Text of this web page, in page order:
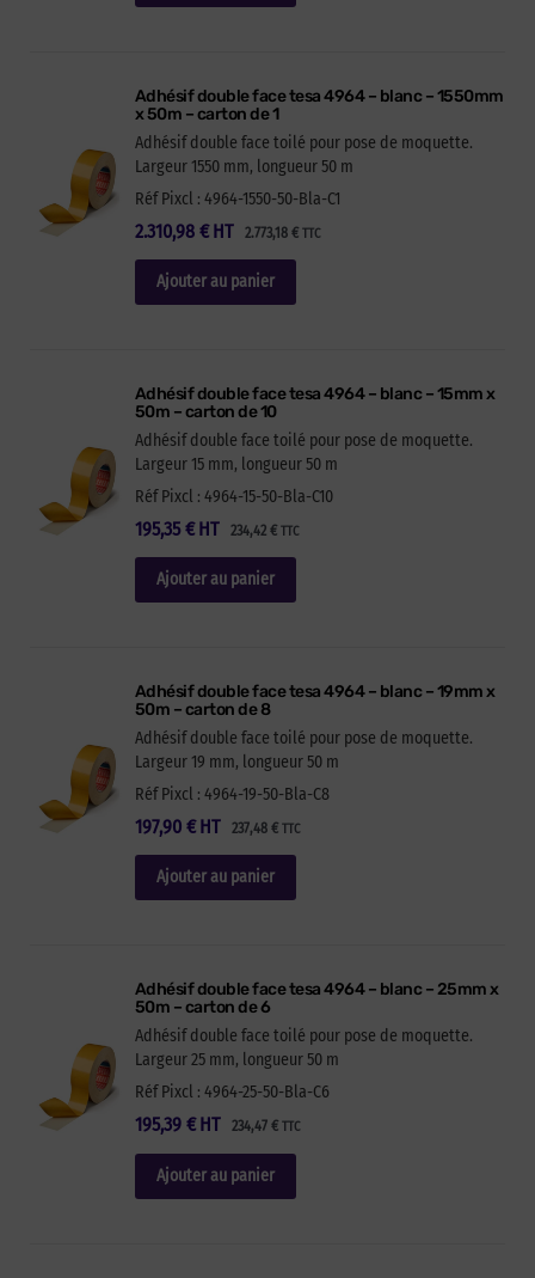
Adhésif double face tesa 4964 – blanc – 1550mm
x 50m – carton de 1
Adhésif double face toilé pour pose de moquette.
Largeur 1550 mm, longueur 50 m
Réf Pixcl : 4964-1550-50-Bla-C1
2.310,98 € 2.773,18 €TTC
HT
Ajouter au panier
Adhésif double face tesa 4964 – blanc – 15mm x
50m – carton de 10
Adhésif double face toilé pour pose de moquette.
Largeur 15 mm, longueur 50 m
Réf Pixcl : 4964-15-50-Bla-C10
195,35 € 234,42 €TTC
HT
Ajouter au panier
Adhésif double face tesa 4964 – blanc – 19mm x
50m – carton de 8
Adhésif double face toilé pour pose de moquette.
Largeur 19 mm, longueur 50 m
Réf Pixcl : 4964-19-50-Bla-C8
197,90 € 237,48 €TTC
HT
Ajouter au panier
Adhésif double face tesa 4964 – blanc – 25mm x
50m – carton de 6
Adhésif double face toilé pour pose de moquette.
Largeur 25 mm, longueur 50 m
Réf Pixcl : 4964-25-50-Bla-C6
195,39 € 234,47 €TTC
HT
Ajouter au panier